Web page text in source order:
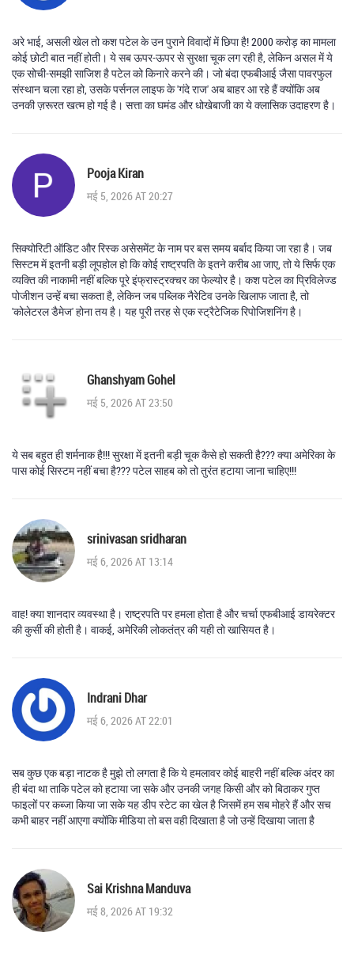
अरे भाई, असली खेल तो कश पटेल के उन पुराने विवादों में छिपा है! 2000 करोड़ का मामला
कोई छोटी बात नहीं होती। ये सब ऊपर-ऊपर से सुरक्षा चूक लग रही है, लेकिन असल में ये
एक सोची-समझी साजिश है पटेल को किनारे करने की। जो बंदा एफबीआई जैसा पावरफुल
संस्थान चला रहा हो, उसके पर्सनल लाइफ के 'गंदे राज' अब बाहर आ रहे हैं क्योंकि अब
उनकी ज़रूरत खत्म हो गई है। सत्ता का घमंड और धोखेबाजी का ये क्लासिक उदाहरण है।
Pooja Kiran
मई 5, 2026 AT 20:27
सिक्योरिटी ऑडिट और रिस्क असेसमेंट के नाम पर बस समय बर्बाद किया जा रहा है। जब
सिस्टम में इतनी बड़ी लूपहोल हो कि कोई राष्ट्रपति के इतने करीब आ जाए, तो ये सिर्फ एक
व्यक्ति की नाकामी नहीं बल्कि पूरे इंफ्रास्ट्रक्चर का फेल्योर है। कश पटेल का प्रिविलेज्ड
पोजीशन उन्हें बचा सकता है, लेकिन जब पब्लिक नैरेटिव उनके खिलाफ जाता है, तो
'कोलेटरल डैमेज' होना तय है। यह पूरी तरह से एक स्ट्रैटेजिक रिपोजिशनिंग है।
Ghanshyam Gohel
मई 5, 2026 AT 23:50
ये सब बहुत ही शर्मनाक है!!! सुरक्षा में इतनी बड़ी चूक कैसे हो सकती है??? क्या अमेरिका के
पास कोई सिस्टम नहीं बचा है??? पटेल साहब को तो तुरंत हटाया जाना चाहिए!!!
srinivasan sridharan
मई 6, 2026 AT 13:14
वाह! क्या शानदार व्यवस्था है। राष्ट्रपति पर हमला होता है और चर्चा एफबीआई डायरेक्टर
की कुर्सी की होती है। वाकई, अमेरिकी लोकतंत्र की यही तो खासियत है।
Indrani Dhar
मई 6, 2026 AT 22:01
सब कुछ एक बड़ा नाटक है मुझे तो लगता है कि ये हमलावर कोई बाहरी नहीं बल्कि अंदर का
ही बंदा था ताकि पटेल को हटाया जा सके और उनकी जगह किसी और को बिठाकर गुप्त
फाइलों पर कब्जा किया जा सके यह डीप स्टेट का खेल है जिसमें हम सब मोहरे हैं और सच
कभी बाहर नहीं आएगा क्योंकि मीडिया तो बस वही दिखाता है जो उन्हें दिखाया जाता है
Sai Krishna Manduva
मई 8, 2026 AT 19:32